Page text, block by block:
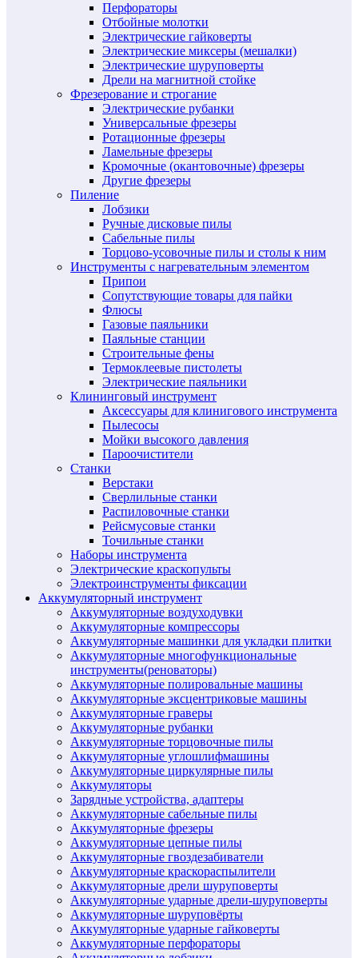
Перфораторы
Отбойные молотки
Электрические гайковерты
Электрические миксеры (мешалки)
Электрические шуруповерты
Дрели на магнитной стойке
Фрезерование и строгание
Электрические рубанки
Универсальные фрезеры
Ротационные фрезеры
Ламельные фрезеры
Кромочные (окантовочные) фрезеры
Другие фрезеры
Пиление
Лобзики
Ручные дисковые пилы
Сабельные пилы
Торцово-усовочные пилы и столы к ним
Инструменты с нагревательным элементом
Припои
Сопутствующие товары для пайки
Флюсы
Газовые паяльники
Паяльные станции
Строительные фены
Термоклеевые пистолеты
Электрические паяльники
Клининговый инструмент
Аксессуары для клинигового инструмента
Пылесосы
Мойки высокого давления
Пароочистители
Станки
Верстаки
Сверлильные станки
Распиловочные станки
Рейсмусовые станки
Точильные станки
Наборы инструмента
Электрические краскопульты
Электроинструменты фиксации
Аккумуляторный инструмент
Аккумуляторные воздуходувки
Аккумуляторные компрессоры
Аккумуляторные машинки для укладки плитки
Аккумуляторные многофункциональные
инструменты(реноваторы)
Аккумуляторные полировальные машины
Аккумуляторные эксцентриковые машины
Аккумуляторные граверы
Аккумуляторные рубанки
Аккумуляторные торцовочные пилы
Аккумуляторные углошлифмашины
Аккумуляторные циркулярные пилы
Аккумуляторы
Зарядные устройства, адаптеры
Аккумуляторные сабельные пилы
Аккумуляторные фрезеры
Аккумуляторные цепные пилы
Аккумуляторные гвоздезабиватели
Аккумуляторные краскораспылители
Аккумуляторные дрели шуруповерты
Аккумуляторные ударные дрели-шуруповерты
Аккумуляторные шуруповёрты
Аккумуляторные ударные гайковерты
Аккумуляторные перфораторы